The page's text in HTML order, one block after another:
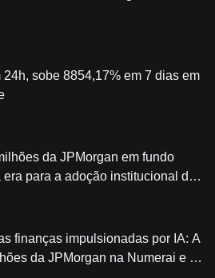
sobe 8854,17% em 7 dias em
da JPMorgan em fundo
era para a adoção institucional de
finanças impulsionadas por IA: A
da JPMorgan na Numerai e a